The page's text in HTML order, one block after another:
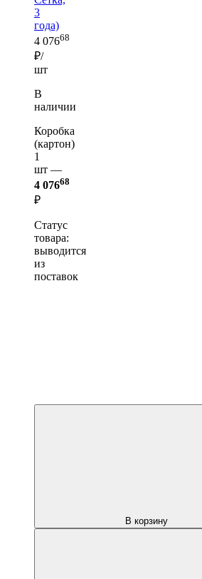
3
года)
4 07668
₽/
шт
В
наличии
Коробка
(картон)
1
шт —
4 07668
₽
Статус
товара:
выводится
из
поставок
В корзину